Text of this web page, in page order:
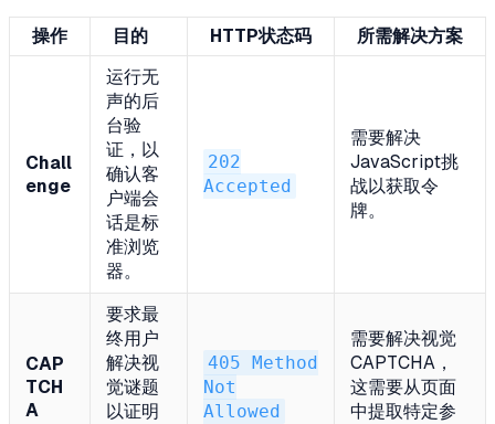
操作 目的 HTTP状态码 所需解决方案
Chall
enge
运行无
声的后
台验
证，以
确认客
户端会
话是标
准浏览
器。
202
Accepted
需要解决
JavaScript挑
战以获取令
牌。
CAP
TCH
A
要求最
终用户
解决视
觉谜题
以证明
405 Method
Not
Allowed
需要解决视觉
CAPTCHA，
这需要从页面
中提取特定参